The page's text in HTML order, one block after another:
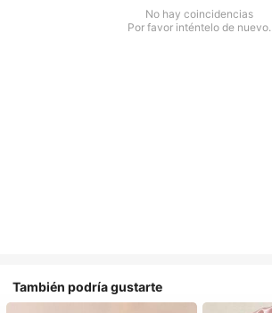
No hay coincidencias
Por favor inténtelo de nuevo.
También podría gustarte